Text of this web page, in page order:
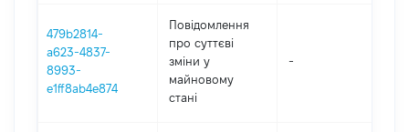
479b2814-
a623-4837-
8993-
e1ff8ab4e874
Повідомлення
про суттєві
зміни y
майновому
стані
-